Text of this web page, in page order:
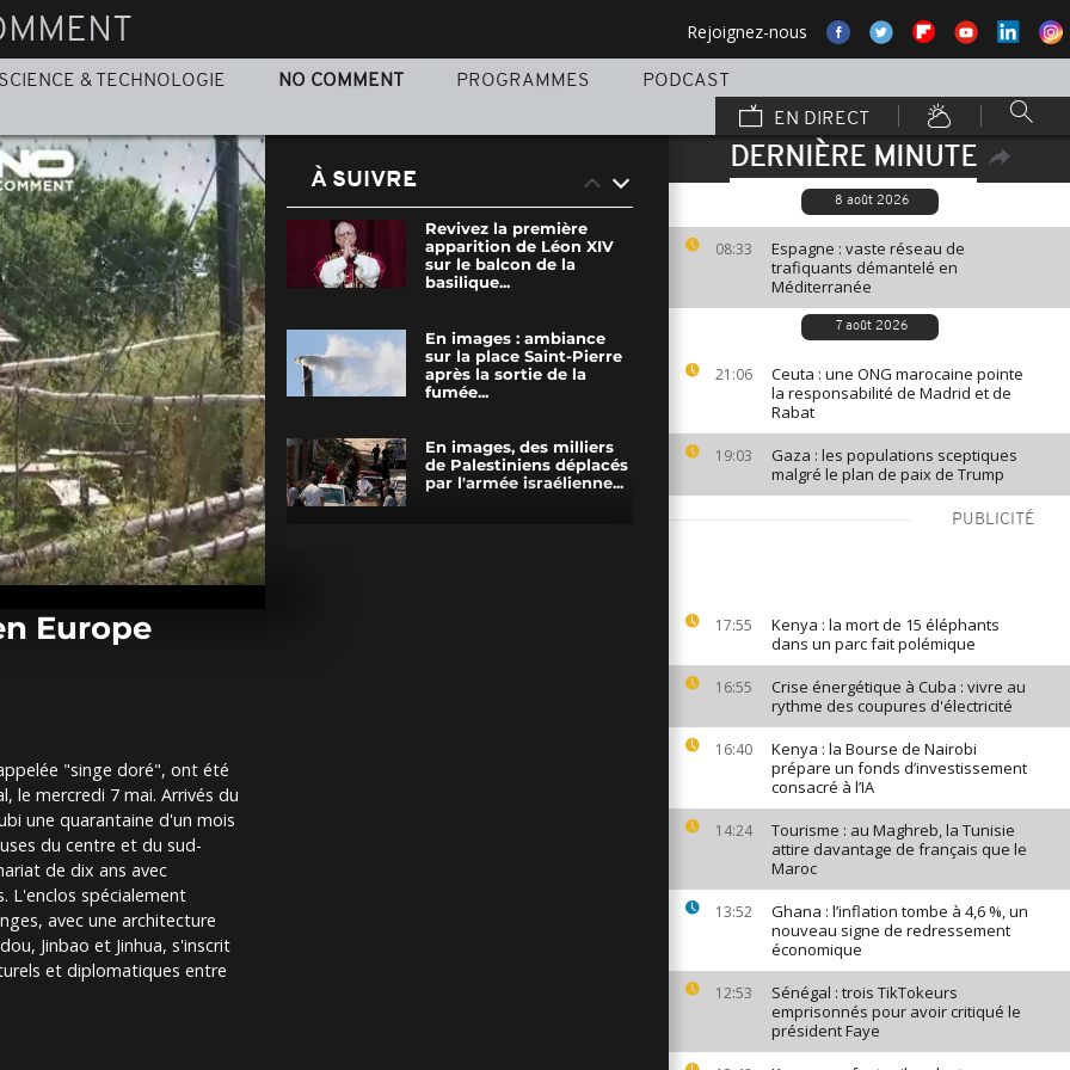
Rejoignez-nous
SCIENCE & TECHNOLOGIE NO COMMENT PROGRAMMES
PODCAST
EN DIRECT
DERNIÈRE MINUTE
8 août 2026
08:33
Espagne : vaste réseau de
trafiquants démantelé en
Méditerranée
7 août 2026
21:06
Ceuta : une ONG marocaine pointe
la responsabilité de Madrid et de
Rabat
19:03
Gaza : les populations sceptiques
malgré le plan de paix de Trump
PUBLICITÉ
17:55
Kenya : la mort de 15 éléphants
dans un parc fait polémique
16:55
Crise énergétique à Cuba : vivre au
rythme des coupures d'électricité
16:40
Kenya : la Bourse de Nairobi
prépare un fonds d’investissement
consacré à l’IA
14:24
Tourisme : au Maghreb, la Tunisie
attire davantage de français que le
Maroc
13:52
Ghana : l’inflation tombe à 4,6 %, un
nouveau signe de redressement
économique
12:53
Sénégal : trois TikTokeurs
emprisonnés pour avoir critiqué le
président Faye
Europe
"singe doré", ont été
le mercredi 7 mai. Arrivés du
une quarantaine d'un mois
du centre et du sud-
de dix ans avec
L'enclos spécialement
avec une architecture
Jinbao et Jinhua, s'inscrit
et diplomatiques entre
À SUIVRE
Revivez la première
apparition de Léon XIV
sur le balcon de la
basilique...
En images : ambiance
sur la place Saint-Pierre
après la sortie de la
fumée...
En images, des milliers
de Palestiniens déplacés
par l'armée israélienne...